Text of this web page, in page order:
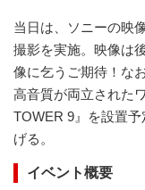
当日は、ソニーの映
撮影を実施。映像は
像に乞うご期待！な
高音質が両立された
TOWER 9』を設置
げる。
イベント概要